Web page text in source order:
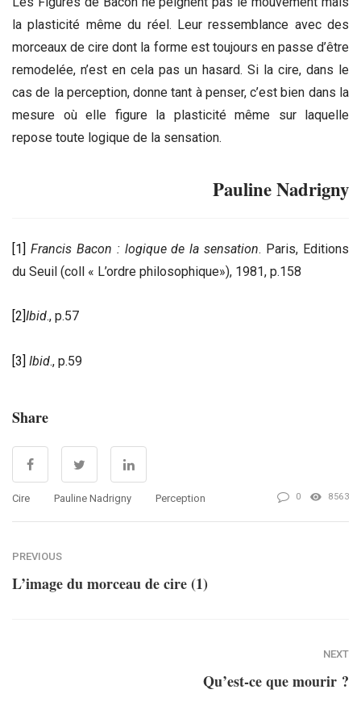
la plasticité même du réel. Leur ressemblance avec des
morceaux de cire dont la forme est toujours en passe d’être
remodelée, n’est en cela pas un hasard. Si la cire, dans le
cas de la perception, donne tant à penser, c’est bien dans la
mesure où elle figure la plasticité même sur laquelle
repose toute logique de la sensation.
Pauline Nadrigny
[1] Francis Bacon : logique de la sensation. Paris, Editions
du Seuil (coll « L’ordre philosophique»), 1981, p.158
[2] Ibid., p.57
[3] Ibid., p.59
Share
Cire Pauline Nadrigny Perception 0 8563
PREVIOUS
L’image du morceau de cire (1)
NEXT
Qu’est-ce que mourir ?